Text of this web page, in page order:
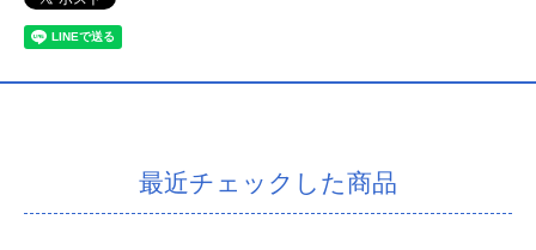
最近チェックした商品